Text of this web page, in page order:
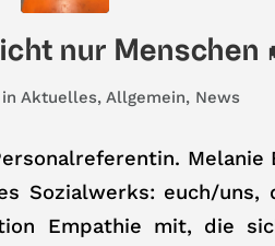
nur Menschen
in Aktuelles, Allgemein, News
Melanie
Sozialwerks: euch/uns,
Empathie mit, die